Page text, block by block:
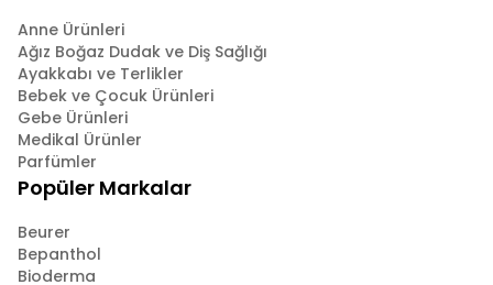
Anne Ürünleri
Ağız Boğaz Dudak ve Diş Sağlığı
Ayakkabı ve Terlikler
Bebek ve Çocuk Ürünleri
Gebe Ürünleri
Medikal Ürünler
Parfümler
Popüler Markalar
Beurer
Bepanthol
Bioderma